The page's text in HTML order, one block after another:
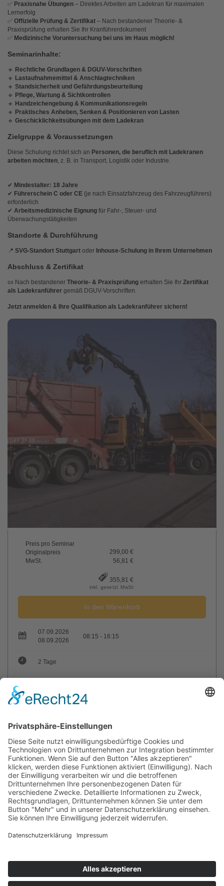
✅ Praxisnahe Übungen – Direktes Arbeiten am Ladekran für maximalen
Lernerfolg
✅ Offizielle Prüfung & Zertifikat – Nach bestandener Theorie- &
Praxisprüfung erhalten Sie Ihr Kranführerdokument
✅ Medizinische Voruntersuchung bei uns im Haus möglich!
Seminarinhalte:
🔹 Rechtliche Grundlagen & DGUV-Vorschriften
🔹 Lastaufnahmemittel & Anschlagtechniken
🔹 Standsicherheit und Gefährdungsbeurteilung
🔹 Pflege, Wartung & Sichtkontrollen
🔹 Handzeichengebung & Kommunikationsregeln
🔹 Praktisches Anheben, Senken & Positionieren von Lasten
🔹 Geschicklichkeitsübungen mit dem Ladekran
Zielgruppe & Voraussetzungen
Diese Schulung richtet sich an Personen, die beruflich mit Ladekranen
arbeiten möchten, z. B. in Transport, Logistik oder Industrie.
✔ Mindestalter: 18 Jahre
✔ Führerschein C oder CE (je nach Einsatzfahrzeug des Fahrzeugführers)
erforderlich
✔ Arbeitsmedizinische Eignung für Fahr-, Steuer- und
Überwachungstätigkeiten
Standorte & Durchführung
📍 SVG-Standort Stuttgart oder Inhouse-Schulung in Ihrem Unternehmen
Abschluss & Zertifikat
📜 Nach bestandener Theorie- & Praxisprüfung erhalten Sie Ihr Zertifikat
als Ladekranführer gemäß DGUV-Vorschriften.
Jetzt anmelden & Ihre Qualifikation als Ladekranführer sichern!
Preis pro Seminar
Originalpreis
299,00 €
MwSt.
56,81 €
355,81 €
inkl. gesetzl. MwSt
In den Warenkorb
07.09.2026
08.09.2026
08:15 - 16:15
2 Tage
Sie haben Fragen?
© 2026 by SVG Service und Vertrieb Süd GmbH